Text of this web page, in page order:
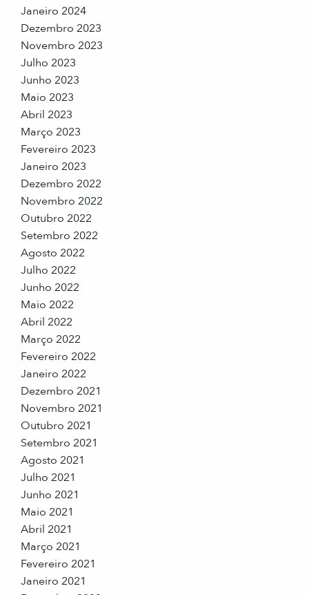
Janeiro 2024
Dezembro 2023
Novembro 2023
Julho 2023
Junho 2023
Maio 2023
Abril 2023
Março 2023
Fevereiro 2023
Janeiro 2023
Dezembro 2022
Novembro 2022
Outubro 2022
Setembro 2022
Agosto 2022
Julho 2022
Junho 2022
Maio 2022
Abril 2022
Março 2022
Fevereiro 2022
Janeiro 2022
Dezembro 2021
Novembro 2021
Outubro 2021
Setembro 2021
Agosto 2021
Julho 2021
Junho 2021
Maio 2021
Abril 2021
Março 2021
Fevereiro 2021
Janeiro 2021